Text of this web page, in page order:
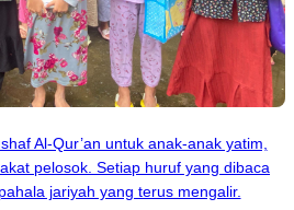
Al-Qur’an untuk anak-anak yatim,
pelosok. Setiap huruf yang dibaca
jariyah yang terus mengalir.